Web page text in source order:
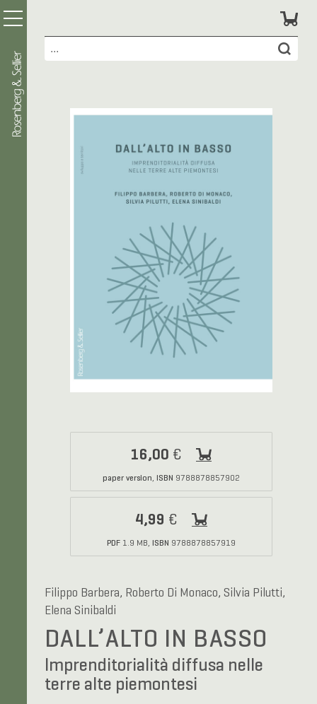
16,00 €
paper version, ISBN 9788878857902
4,99 €
PDF1.9 MB, ISBN 9788878857919
Filippo Barbera, Roberto Di Monaco, Silvia Pilutti,
Elena Sinibaldi
DALL’ALTO IN BASSO
Imprenditorialità diffusa nelle
terre alte piemontesi